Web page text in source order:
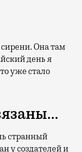
Она там
день я
уже стало
странный
у создателей и